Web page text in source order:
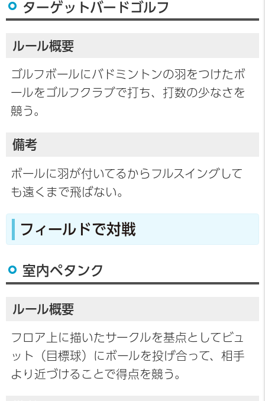
ターゲットバードゴルフ
ルール概要
ゴルフボールにバドミントンの羽をつけたボ
ールをゴルフクラブで打ち、打数の少なさを
競う。
備考
ボールに羽が付いてるからフルスイングして
も遠くまで飛ばない。
フィールドで対戦
室内ペタンク
ルール概要
フロア上に描いたサークルを基点としてビュ
ット（目標球）にボールを投げ合って、相手
より近づけることで得点を競う。